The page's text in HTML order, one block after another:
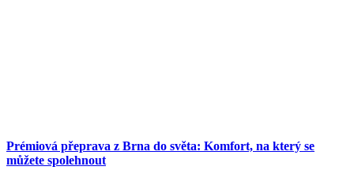
Prémiová přeprava z Brna do světa: Komfort, na který se
můžete spolehnout